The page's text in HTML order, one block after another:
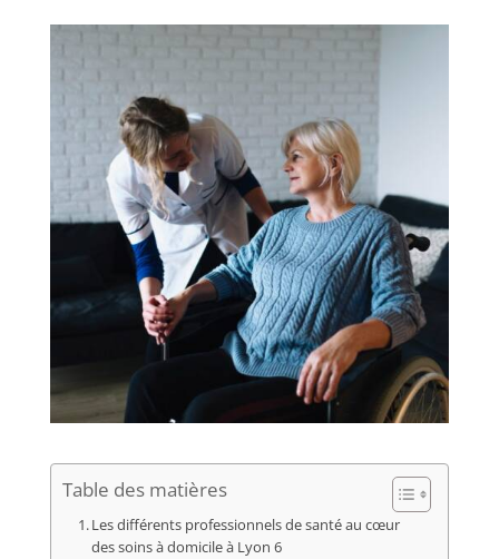
Table des matières
Les différents professionnels de santé au cœur
des soins à domicile à Lyon 6